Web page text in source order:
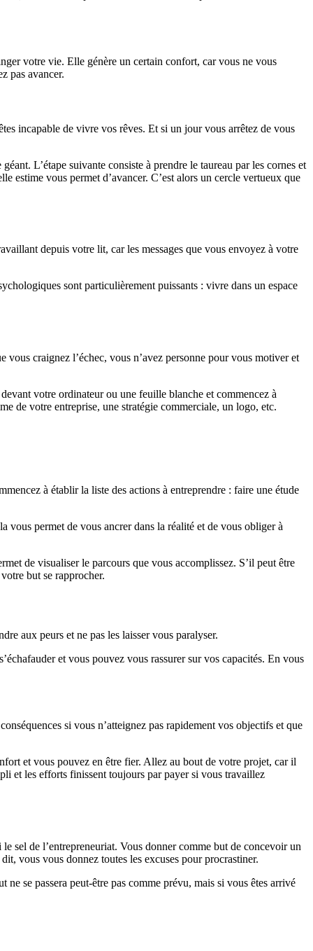
votre vie. Elle génère un certain confort, car vous ne vous
pas avancer.
incapable de vivre vos rêves. Et si un jour vous arrêtez de vous
L’étape suivante consiste à prendre le taureau par les cornes et
estime vous permet d’avancer. C’est alors un cercle vertueux que
depuis votre lit, car les messages que vous envoyez à votre
sont particulièrement puissants : vivre dans un espace
craignez l’échec, vous n’avez personne pour vous motiver et
votre ordinateur ou une feuille blanche et commencez à
de votre entreprise, une stratégie commerciale, un logo, etc.
à établir la liste des actions à entreprendre : faire une étude
vous permet de vous ancrer dans la réalité et de vous obliger à
de visualiser le parcours que vous accomplissez. S’il peut être
but se rapprocher.
aux peurs et ne pas les laisser vous paralyser.
et vous pouvez vous rassurer sur vos capacités. En vous
si vous n’atteignez pas rapidement vos objectifs et que
et vous pouvez en être fier. Allez au bout de votre projet, car il
et les efforts finissent toujours par payer si vous travaillez
sel de l’entrepreneuriat. Vous donner comme but de concevoir un
vous vous donnez toutes les excuses pour procrastiner.
se passera peut-être pas comme prévu, mais si vous êtes arrivé